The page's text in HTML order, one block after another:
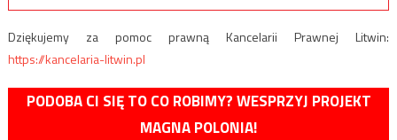
Dziękujemy za pomoc prawną Kancelarii Prawnej Litwin:
https://kancelaria-litwin.pl
PODOBA CI SIĘ TO CO ROBIMY? WESPRZYJ PROJEKT
MAGNA POLONIA!